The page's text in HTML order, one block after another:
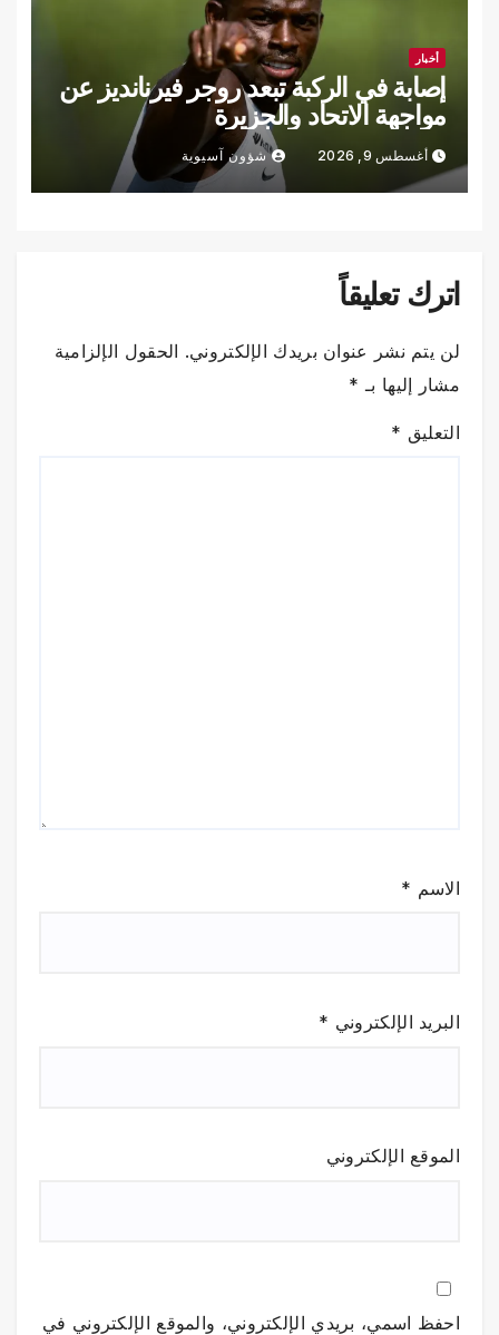
أخبار
إصابة في الركبة تبعد روجر فيرنانديز عن
مواجهة الاتحاد والجزيرة
أغسطس 9, 2026 شؤون آسيوية
اترك تعليقاً
لن يتم نشر عنوان بريدك الإلكتروني. الحقول الإلزامية
مشار إليها بـ *
التعليق *
الاسم *
البريد الإلكتروني *
الموقع الإلكتروني
احفظ اسمي، بريدي الإلكتروني، والموقع الإلكتروني في